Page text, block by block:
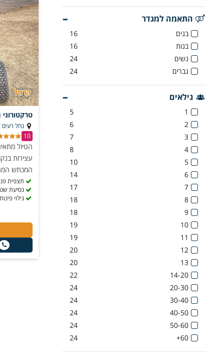
בין אם זה
נחל רעים 17, מצפה רמון
10
הטיול
עצירות
המכתש
תצפית
נסיעת
גילוי
התאמה למגדר
בנים
16
בנות
16
נשים
24
גברים
24
גילאים
1
5
2
6
3
7
4
8
5
10
6
14
7
17
8
18
9
18
10
19
11
19
12
20
13
20
14-20
22
20-30
24
30-40
24
40-50
24
50-60
24
60+
24